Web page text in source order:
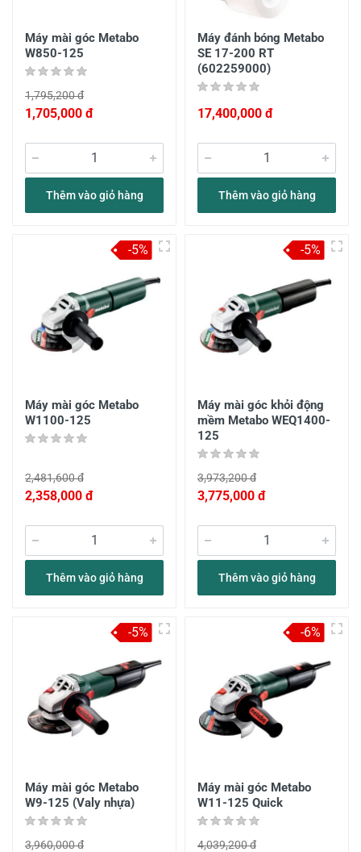
Máy mài góc Metabo
W850-125
1,795,200 đ
1,705,000 đ
Thêm vào giỏ hàng
Máy đánh bóng Metabo
SE 17-200 RT
(602259000)
17,400,000 đ
Thêm vào giỏ hàng
Máy mài góc Metabo
W1100-125
2,481,600 đ
2,358,000 đ
Thêm vào giỏ hàng
-5%
Máy mài góc khỏi động
mềm Metabo WEQ1400-
125
3,973,200 đ
3,775,000 đ
Thêm vào giỏ hàng
-5%
Máy mài góc Metabo
W9-125 (Valy nhựa)
3,960,000 đ
-5%
Máy mài góc Metabo
W11-125 Quick
4,039,200 đ
-6%